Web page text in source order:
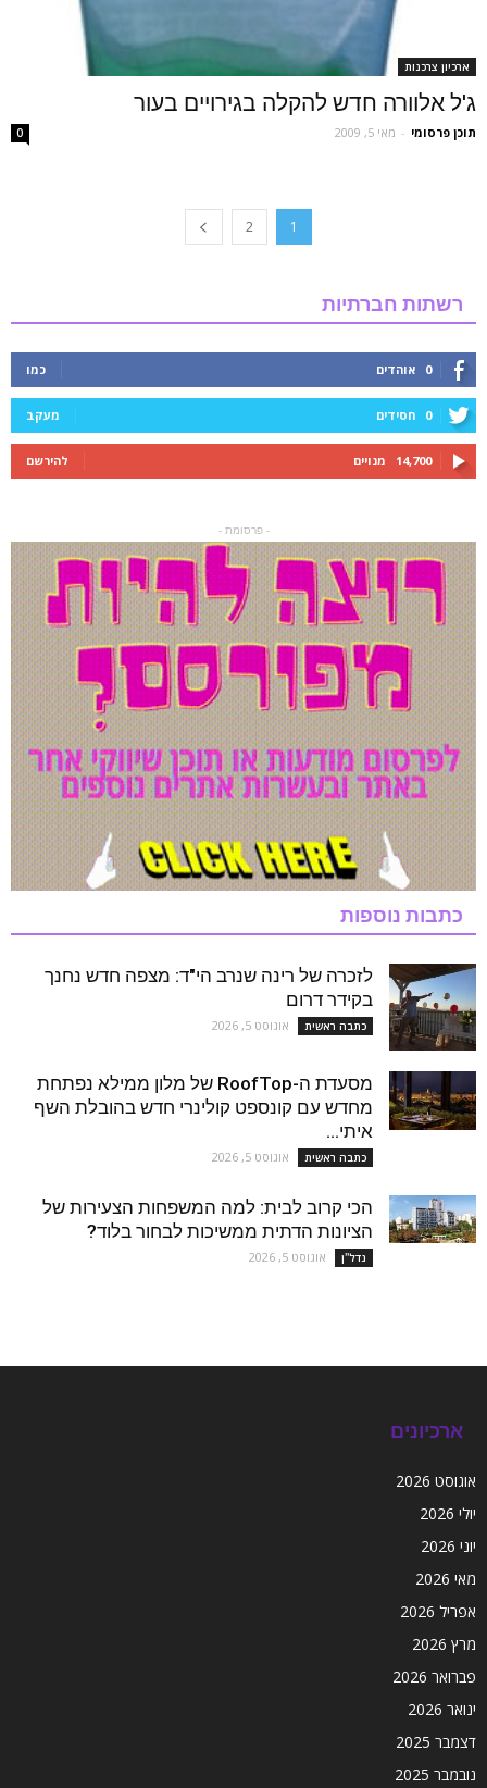
ארכיון צרכנות
ג'ל אלוורה חדש להקלה בגירויים בעור
תוכן פרסומי - מאי 5, 2009 0
1
2
רשתות חברתיות
0 אוהדים כמו
0 חסידים מעקב
14,700 מנויים להירשם
- פרסומת -
כתבות נוספות
לזכרה של רינה שנרב הי"ד: מצפה חדש נחנך
בקידר דרום
כתבה ראשית אוגוסט 5, 2026
מסעדת ה-RoofTop של מלון ממילא נפתחת
מחדש עם קונספט קולינרי חדש בהובלת השף
איתי...
כתבה ראשית אוגוסט 5, 2026
הכי קרוב לבית: למה המשפחות הצעירות של
הציונות הדתית ממשיכות לבחור בלוד?
נדל''ן אוגוסט 5, 2026
ארכיונים
אוגוסט 2026
יולי 2026
יוני 2026
מאי 2026
אפריל 2026
מרץ 2026
פברואר 2026
ינואר 2026
דצמבר 2025
נובמבר 2025